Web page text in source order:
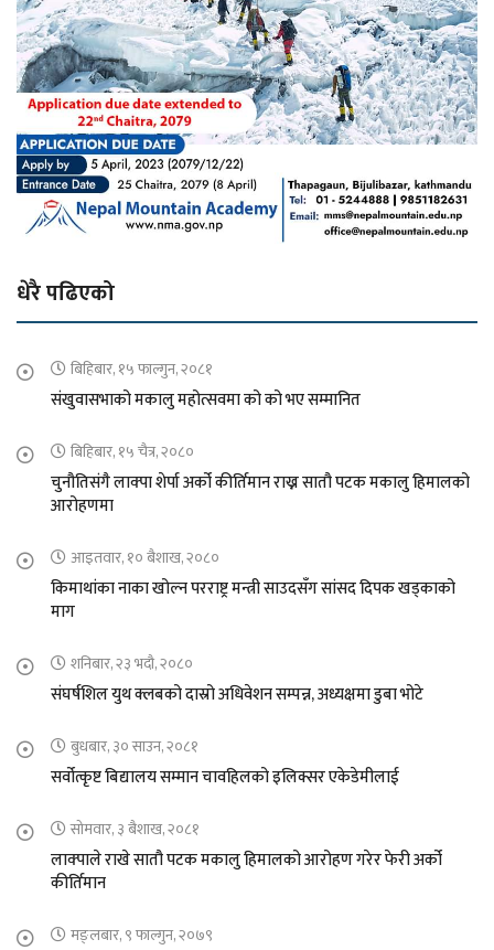
धेरै पढिएको
बिहिबार, १५ फाल्गुन, २०८१
संखुवासभाको मकालु महोत्सवमा को को भए सम्मानित
बिहिबार, १५ चैत्र, २०८०
चुनौतिसंगै लाक्पा शेर्पा अर्को कीर्तिमान राख्न सातौ पटक मकालु हिमालको
आरोहणमा
आइतवार, १० बैशाख, २०८०
किमाथांका नाका खोल्न परराष्ट्र मन्त्री साउदसँग सांसद दिपक खड्काको
माग
शनिबार, २३ भदौ, २०८०
संघर्षशिल युथ क्लबको दास्रो अधिवेशन सम्पन्न, अध्यक्षमा डुबा भोटे
बुधबार, ३० साउन, २०८१
सर्वोत्कृष्ट बिद्यालय सम्मान चावहिलको इलिक्सर एकेडेमीलाई
सोमवार, ३ बैशाख, २०८१
लाक्पाले राखे सातौ पटक मकालु हिमालको आरोहण गरेर फेरी अर्को
कीर्तिमान
मङ्लबार, ९ फाल्गुन, २०७९